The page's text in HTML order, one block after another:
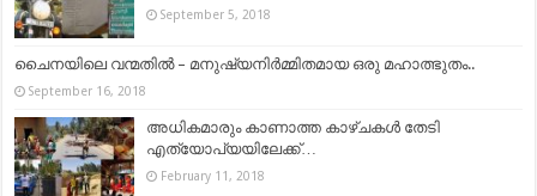
September 5, 2018
ചൈനയിലെ വന്മതില്‍ – മനുഷ്യനിർമ്മിതമായ ഒരു മഹാത്ഭുതം..
September 16, 2018
അധികമാരും കാണാത്ത കാഴ്ചകള്‍ തേടി
എത്യോപ്യയിലേക്ക്…
February 11, 2018